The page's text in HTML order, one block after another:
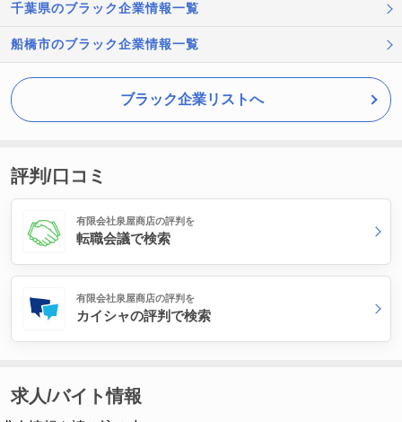
千葉県のブラック企業情報一覧
船橋市のブラック企業情報一覧
ブラック企業リストへ
評判/口コミ
有限会社泉屋商店の評判を
転職会議で検索
有限会社泉屋商店の評判を
カイシャの評判で検索
求人/バイト情報